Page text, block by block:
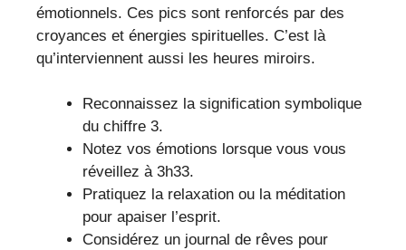
émotionnels. Ces pics sont renforcés par des
croyances et énergies spirituelles. C’est là
qu’interviennent aussi les heures miroirs.
Reconnaissez la signification symbolique
du chiffre 3.
Notez vos émotions lorsque vous vous
réveillez à 3h33.
Pratiquez la relaxation ou la méditation
pour apaiser l’esprit.
Considérez un journal de rêves pour